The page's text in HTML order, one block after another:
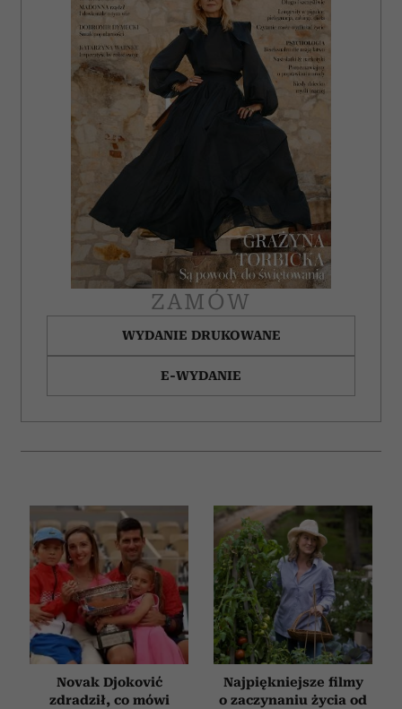
ZAMÓW
WYDANIE DRUKOWANE
E-WYDANIE
Novak Djoković
zdradził, co mówi
Najpiękniejsze filmy
o zaczynaniu życia od